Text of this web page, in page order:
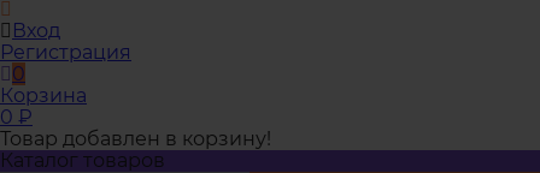
Вход
Регистрация
0
Корзина
0 ₽
Товар добавлен в корзину!
Каталог товаров